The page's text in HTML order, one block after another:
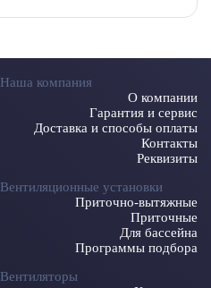
Наша компания
О компании
Гарантия и сервис
Доставка и способы оплаты
Контакты
Реквизиты
Вентиляционные установки
Приточно-вытяжные
Приточные
Для бассейна
Программы подбора
Вентиляторы